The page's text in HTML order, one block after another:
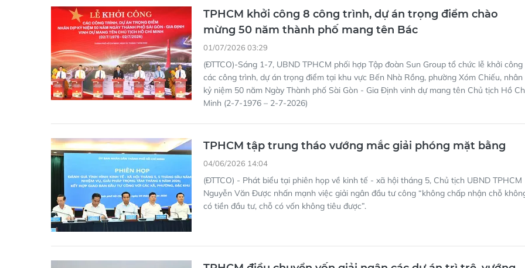
TPHCM khởi công 8 công trình, dự án trọng điểm chào
mừng 50 năm thành phố mang tên Bác
01/07/2026 03:29
(ĐTTCO)-Sáng 1-7, UBND TPHCM phối hợp Tập đoàn Sun Group tổ chức lễ khởi công
các công trình, dự án trọng điểm tại khu vực Bến Nhà Rồng, phường Xóm Chiếu, nhân
kỷ niệm 50 năm Ngày Thành phố Sài Gòn - Gia Định vinh dự mang tên Chủ tịch Hồ
Minh (2-7-1976 – 2-7-2026)
TPHCM tập trung tháo vướng mắc giải phóng mặt bằng
04/06/2026 14:04
(ĐTTCO) - Phát biểu tại phiên họp về kinh tế - xã hội tháng 5, Chủ tịch UBND TPHCM
Nguyễn Văn Được nhấn mạnh việc giải ngân đầu tư công “không chấp nhận chỗ
có tiền đầu tư, chỗ có vốn không tiêu được”.